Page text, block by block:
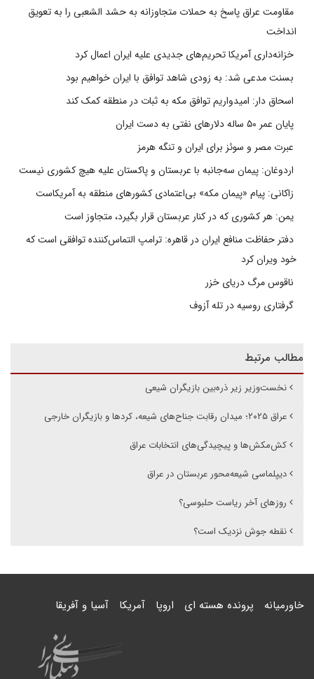
مقاومت عراق پاسخ به حملات متجاوزانه به حشد الشعبی را به تعویق
انداخت
خزانه‌داری آمریکا تحریم‌های جدیدی علیه ایران اعمال کرد
بسنت مدعی شد: به زودی شاهد توافق با ایران خواهیم بود
اسحاق دار: امیدواریم توافق مکه به ثبات در منطقه کمک کند
پایان عمر ۵۰ ساله دلارهای نفتی به دست ایران
عبرت مصر و سوئز برای ایران و تنگه هرمز
اردوغان: پیمان سه‌جانبه با عربستان و پاکستان علیه هیچ کشوری نیست
زاکانی: پیام «پیمان مکه» بی‌اعتمادی کشورهای منطقه به آمریکاست
یمن: هر کشوری که در کنار عربستان قرار بگیرد، متجاوز است
دفتر حفاظت منافع ایران در قاهره: ترامپ التماس‌کننده توافقی است که
خود ویران کرد
ناقوس مرگ دریای خزر
گرفتاری روسیه در تله آزوف
مطالب مرتبط
نخست‌وزیر زیر ذره‌بین بازیگران شیعی
عراق ۲۰۲۵؛ میدان رقابت جناح‌های شیعه، کردها و بازیگران خارجی
کش‌مکش‌ها و پیچیدگی‌های انتخابات عراق
دیپلماسی شیعه‌محور عربستان در عراق
روزهای آخر ریاست حلبوسی؟
نقطه جوش نزدیک است؟
خاورمیانه پرونده هسته ای اروپا آمریکا آسیا و آفریقا